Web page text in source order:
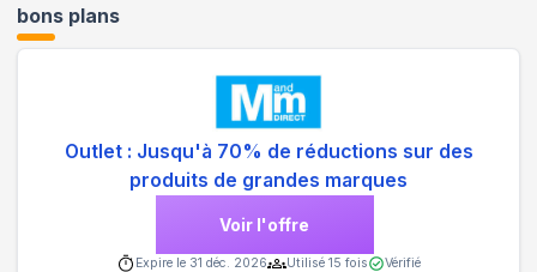
bons plans
Outlet : Jusqu'à 70% de réductions sur des
produits de grandes marques
Voir l'offre
Expire le 31 déc. 2026 Utilisé 15 fois Vérifié